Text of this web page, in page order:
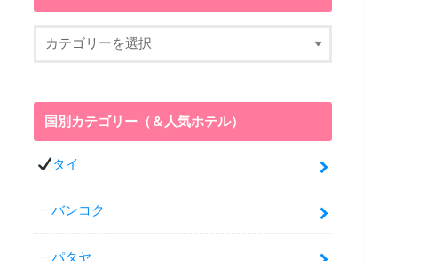
国別カテゴリー（＆人気ホテル）
タイ
バンコク
パタヤ